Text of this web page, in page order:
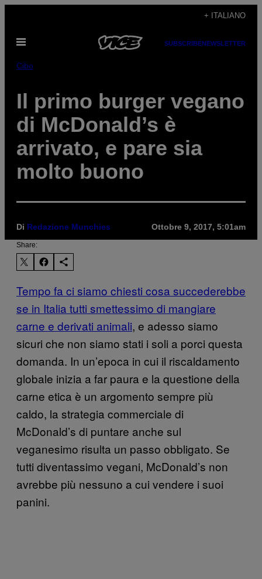
contenuto
+ ITALIANO
Apri
SUBSCRIBENEWSLETTER
Cibo
Il primo burger vegano
di McDonald’s è
arrivato, e pare sia
molto buono
Di Redazione Munchies Ottobre 9, 2017, 5:01am
Share:
Tempo fa ci siamo chiesti cosa succederebbe
se in Italia tutti smettessimo di mangiare
carne e derivati animali, e adesso siamo
sicuri che non siamo stati i soli a porci questa
domanda. In un’epoca in cui il riscaldamento
globale inizia a far paura e la questione della
carne etica è un argomento sempre più
caldo, la strategia commerciale di
McDonald’s di puntare anche sul
veganesimo risulta un passo obbligato. Se
tutti diventassimo vegani, McDonald’s non
avrebbe più nessuno a cui vendere i suoi
panini.